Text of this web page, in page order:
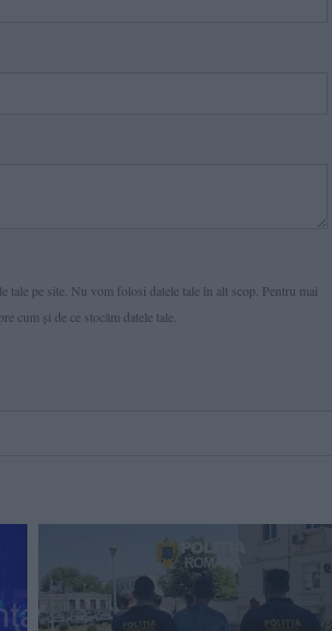
tale pe site. Nu vom folosi datele tale în alt scop. Pentru mai
cum și de ce stocăm datele tale.